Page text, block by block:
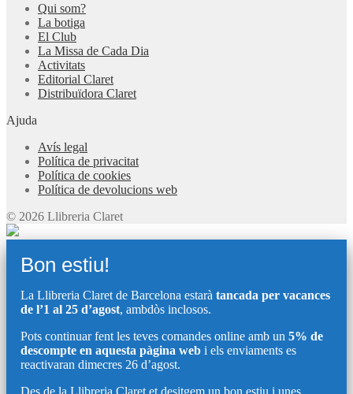
Qui som?
La botiga
El Club
La Missa de Cada Dia
Activitats
Editorial Claret
Distribuïdora Claret
Ajuda
Avís legal
Política de privacitat
Política de cookies
Política de devolucions web
© 2026 Llibreria Claret
Bon estiu!
La Llibreria Claret de Barcelona estarà tancada per vacances
de l’1 al 25 d’agost, ambdòs inclosos.
Pots continuar fent les teves comandes online amb un 5% de
descompte en aquesta pàgina web i els enviaments es
reactivaran dimecres 26 d’agost.
Des de la Llibreria Claret et desitgem un bon estiu i unes